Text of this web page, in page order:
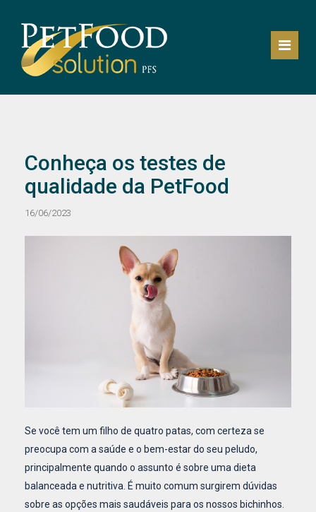
Conheça os testes de
qualidade da PetFood
16/06/2023
Se você tem um filho de quatro patas, com certeza se
preocupa com a saúde e o bem-estar do seu peludo,
principalmente quando o assunto é sobre uma dieta
balanceada e nutritiva. É muito comum surgirem dúvidas
sobre as opções mais saudáveis para os nossos bichinhos.